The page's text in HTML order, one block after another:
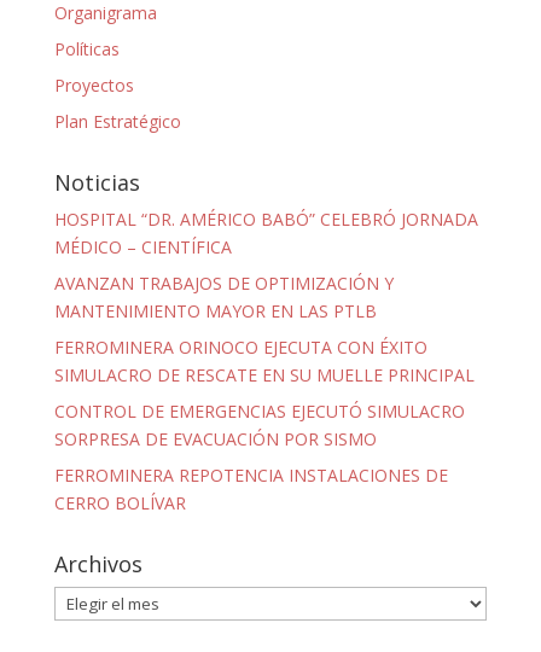
Organigrama
Políticas
Proyectos
Plan Estratégico
Noticias
HOSPITAL “DR. AMÉRICO BABÓ” CELEBRÓ JORNADA
MÉDICO – CIENTÍFICA
AVANZAN TRABAJOS DE OPTIMIZACIÓN Y
MANTENIMIENTO MAYOR EN LAS PTLB
FERROMINERA ORINOCO EJECUTA CON ÉXITO
SIMULACRO DE RESCATE EN SU MUELLE PRINCIPAL
CONTROL DE EMERGENCIAS EJECUTÓ SIMULACRO
SORPRESA DE EVACUACIÓN POR SISMO
FERROMINERA REPOTENCIA INSTALACIONES DE
CERRO BOLÍVAR
Archivos
Archivos